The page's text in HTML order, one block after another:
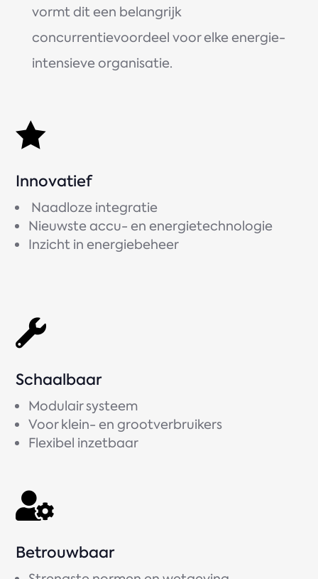
vormt dit een belangrijk
concurrentievoordeel voor elke energie-
intensieve organisatie.

Innovatief
Naadloze integratie
Nieuwste accu- en energietechnologie
Inzicht in energiebeheer

Schaalbaar
Modulair systeem
Voor klein- en grootverbruikers
Flexibel inzetbaar

Betrouwbaar